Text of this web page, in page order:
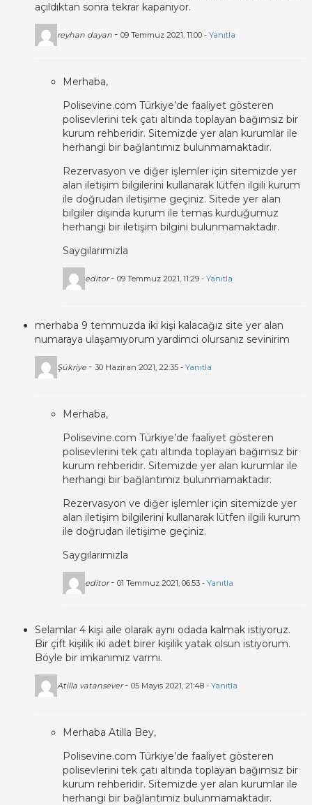
açıldıktan sonra tekrar kapanıyor.
reyhan dayan - 09 Temmuz 2021, 11:00 - Yanıtla
Merhaba,
Polisevine.com Türkiye’de faaliyet gösteren
polisevlerini tek çatı altında toplayan bağımsız bir
kurum rehberidir. Sitemizde yer alan kurumlar ile
herhangi bir bağlantımız bulunmamaktadır.
Rezervasyon ve diğer işlemler için sitemizde yer
alan iletişim bilgilerini kullanarak lütfen ilgili kurum
ile doğrudan iletişime geçiniz. Sitede yer alan
bilgiler dışında kurum ile temas kurduğumuz
herhangi bir iletişim bilgini bulunmamaktadır.
Saygılarımızla
editor - 09 Temmuz 2021, 11:29 - Yanıtla
merhaba 9 temmuzda iki kişi kalacağız site yer alan
numaraya ulaşamıyorum yardimci olursanız sevinirim
Şükriye - 30 Haziran 2021, 22:35 - Yanıtla
Merhaba,
Polisevine.com Türkiye’de faaliyet gösteren
polisevlerini tek çatı altında toplayan bağımsız bir
kurum rehberidir. Sitemizde yer alan kurumlar ile
herhangi bir bağlantımız bulunmamaktadır.
Rezervasyon ve diğer işlemler için sitemizde yer
alan iletişim bilgilerini kullanarak lütfen ilgili kurum
ile doğrudan iletişime geçiniz.
Saygılarımızla
editor - 01 Temmuz 2021, 06:53 - Yanıtla
Selamlar 4 kişi aile olarak aynı odada kalmak istiyoruz.
Bir çift kişilik iki adet birer kişilik yatak olsun istiyorum.
Böyle bir imkanımız varmı.
Atilla vatansever - 05 Mayıs 2021, 21:48 - Yanıtla
Merhaba Atilla Bey,
Polisevine.com Türkiye’de faaliyet gösteren
polisevlerini tek çatı altında toplayan bağımsız bir
kurum rehberidir. Sitemizde yer alan kurumlar ile
herhangi bir bağlantımız bulunmamaktadır.